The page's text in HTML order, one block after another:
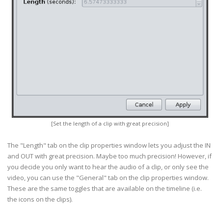
[Set the length of a clip with great precision]
The "Length" tab on the clip properties window lets you adjust the IN
and OUT with great precision. Maybe too much precision! However, if
you decide you only want to hear the audio of a clip, or only see the
video, you can use the "General" tab on the clip properties window.
These are the same toggles that are available on the timeline (i.e.
the icons on the clips).